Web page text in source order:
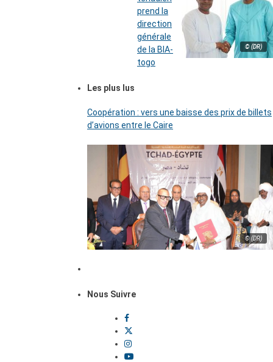
© (DR)
prend la
direction
générale
de la BIA-
togo
Les plus lus
Coopération : vers une baisse des prix de billets
d’avions entre le Caire
© (DR)
Nous Suivre